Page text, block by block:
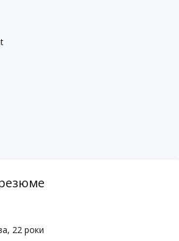
22 роки